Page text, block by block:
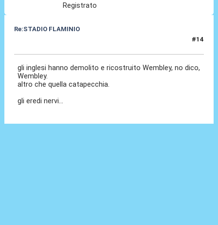
Registrato
Re:STADIO FLAMINIO
#14
gli inglesi hanno demolito e ricostruito Wembley, no dico,
Wembley.
altro che quella catapecchia.
gli eredi nervi...